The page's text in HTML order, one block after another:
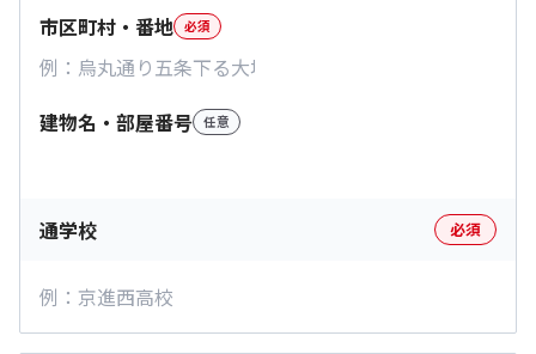
市区町村・番地 必須
建物名・部屋番号 任意
通学校 必須